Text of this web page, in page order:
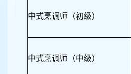
中式烹调师（初级）
中式烹调师（中级）